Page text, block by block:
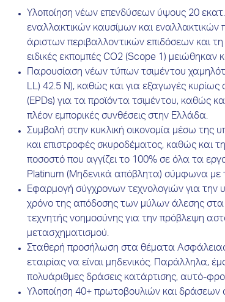
Υλοποίηση νέων επενδύσεων ύψους 20
εναλλακτικών καυσίμων και εναλλακτικών
άριστων περιβαλλοντικών επιδόσεων και
ειδικές εκπομπές CO2 (Scope 1)
Παρουσίαση νέων τύπων τσιμέντου
LL) 42.5 N), καθώς και για εξαγωγές
(EPDs) για τα προϊόντα τσιμέντου, καθώς
πλέον εμπορικές συνθέσεις στην Ελλάδα.
Συμβολή στην κυκλική οικονομία μέσω
και επιστροφές σκυροδέματος, καθώς και
ποσοστό που αγγίζει το 100% σε όλα τα
Platinum (Μηδενικά απόβλητα) σύμφωνα με
Εφαρμογή σύγχρονων τεχνολογιών για την
χρόνο της απόδοσης των μύλων άλεσης στα
τεχνητής νοημοσύνης για την πρόβλεψη
μετασχηματισμού.
Σταθερή προσήλωση στα θέματα
εταιρίας να είναι μηδενικός. Παράλληλα,
πολυάριθμες δράσεις κατάρτισης, αυτό-
Υλοποίηση 40+ πρωτοβουλιών και δράσεων